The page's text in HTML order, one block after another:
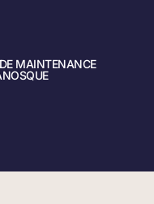
MAINTENANCE